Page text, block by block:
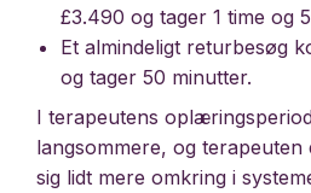
£3.490 og tager 1 time og
Et almindeligt returbesøg
og tager 50 minutter.
I terapeutens
langsommere, og terapeuten
sig lidt mere omkring i